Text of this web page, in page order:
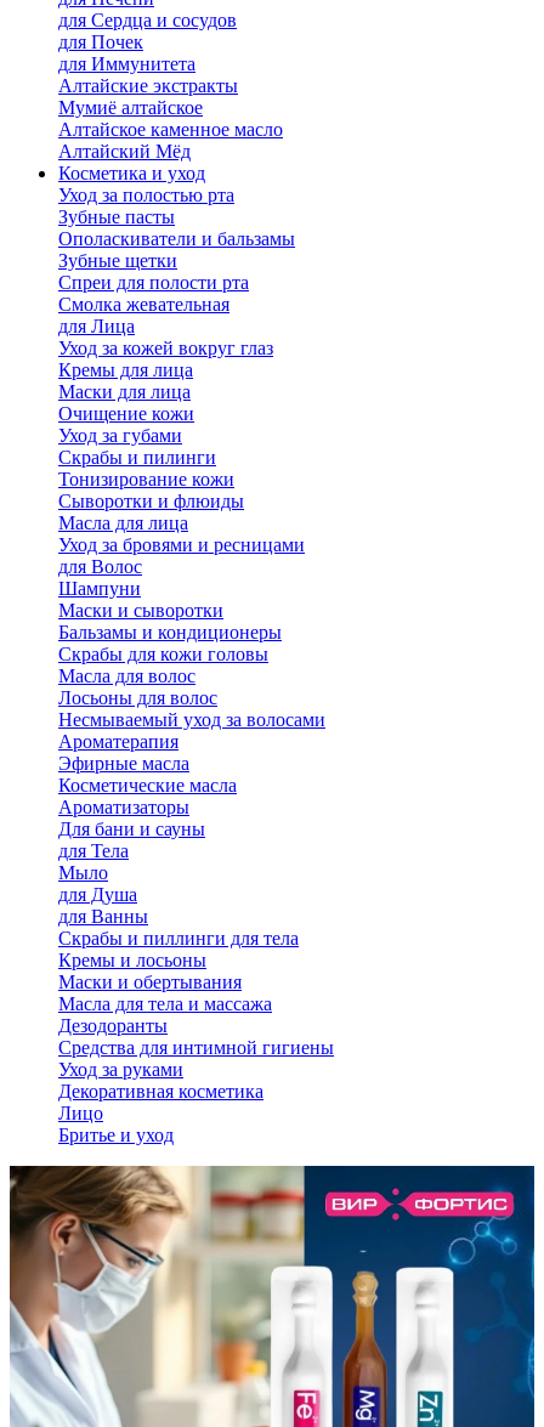
для Сердца и сосудов
для Почек
для Иммунитета
Алтайские экстракты
Мумиё алтайское
Алтайское каменное масло
Алтайский Мёд
Косметика и уход
Уход за полостью рта
Зубные пасты
Ополаскиватели и бальзамы
Зубные щетки
Спреи для полости рта
Смолка жевательная
для Лица
Уход за кожей вокруг глаз
Кремы для лица
Маски для лица
Очищение кожи
Уход за губами
Скрабы и пилинги
Тонизирование кожи
Сыворотки и флюиды
Масла для лица
Уход за бровями и ресницами
для Волос
Шампуни
Маски и сыворотки
Бальзамы и кондиционеры
Скрабы для кожи головы
Масла для волос
Лосьоны для волос
Несмываемый уход за волосами
Ароматерапия
Эфирные масла
Косметические масла
Ароматизаторы
Для бани и сауны
для Тела
Мыло
для Душа
для Ванны
Скрабы и пиллинги для тела
Кремы и лосьоны
Маски и обертывания
Масла для тела и массажа
Дезодоранты
Средства для интимной гигиены
Уход за руками
Декоративная косметика
Лицо
Бритье и уход